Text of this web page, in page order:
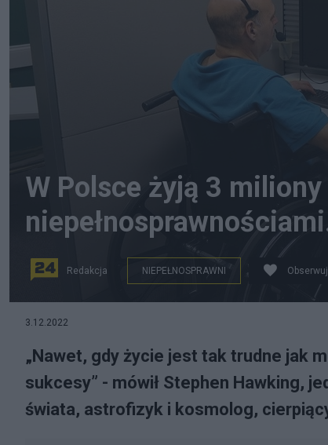
W Polsce żyją 3
Redakcja NIEPEŁNOSPRAWNI
3.12.2022
„Nawet, gdy życie jest tak trudne jak
sukcesy” - mówił Stephen Hawking,
świata, astrofizyk i kosmolog,